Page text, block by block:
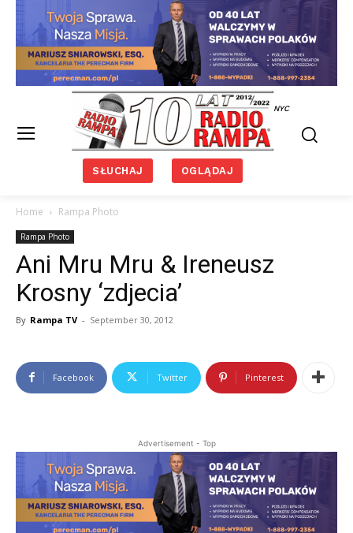
NYC
SŁUCHAJ OGLĄDAJ
Home Rampa Photo
Rampa Photo
Ani Mru Mru & Ireneusz
Krosny ‘zdjecia’
By Rampa TV - September 30, 2012
Facebook Twitter Pinterest
Advertisement - Top